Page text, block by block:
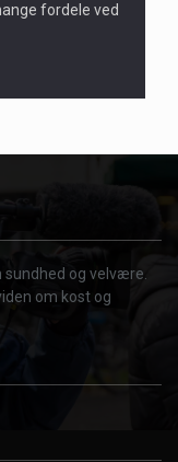
fordele ved
sundhed og velvære.
om kost og